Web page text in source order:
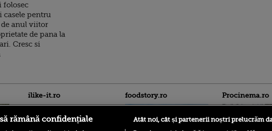
folosec
casele pentru
anul viitor
de pana la
Cresc si
ilike-it.ro foodstory.ro Procinema.ro
rămână confidențiale Atât noi, cât și partenerii noștri prelucrăm